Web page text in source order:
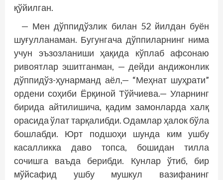
қўйилган.
— Мен дўппидўзлик билан 52 йилдан буён
шуғулланаман. Бугунгача дўппиларнинг нима
учун эъзозланиши ҳақида кўплаб афсонаю
ривоятлар эшитганман, — дейди андижонлик
дўппидўз-ҳунарманд аёл,— “Меҳнат шуҳрати”
ордени соҳиби Ёрқиной Тўйчиева.— Уларнинг
бирида айтилишича, қадим замонларда халқ
орасида ўлат тарқалибди. Одамлар ҳалок бўла
бошлабди. Юрт подшоҳи шунда ким ушбу
касалликка даво топса, бошидан тилла
сочишга ваъда берибди. Кунлар ўтиб, бир
мўйсафид ушбу мушкул вазифанинг